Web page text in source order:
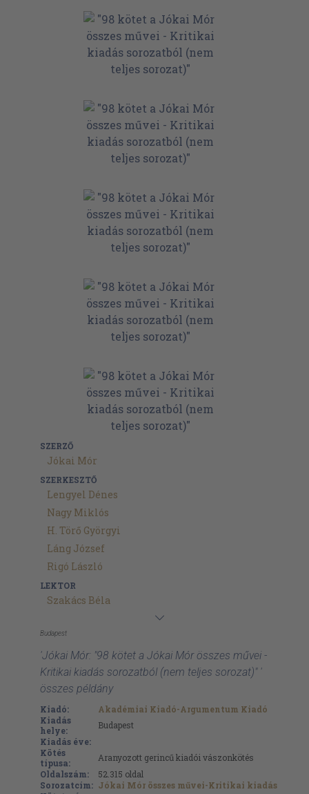
SZERZŐ
Jókai Mór
SZERKESZTŐ
Lengyel Dénes
Nagy Miklós
H. Törő Györgyi
Láng József
Rigó László
LEKTOR
Szakács Béla
Budapest
'Jókai Mór: "98 kötet a Jókai Mór összes művei -
Kritikai kiadás sorozatból (nem teljes sorozat)" '
összes példány
Kiadó:
Akadémiai Kiadó-Argumentum Kiadó
Kiadás
helye:
Budapest
Kiadás éve:
Kötés
típusa:
Aranyozott gerincű kiadói vászonkötés
Oldalszám:
52.315 oldal
Sorozatcím: Jókai Mór összes művei-Kritikai kiadás